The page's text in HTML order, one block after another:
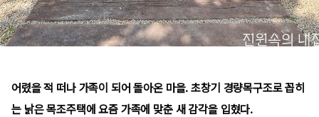
어렸을 적 떠나 가족이 되어 돌아온 마을. 초창기 경량목구조로 꼽히
는 낡은 목조주택에 요즘 가족에 맞춘 새 감각을 입혔다.